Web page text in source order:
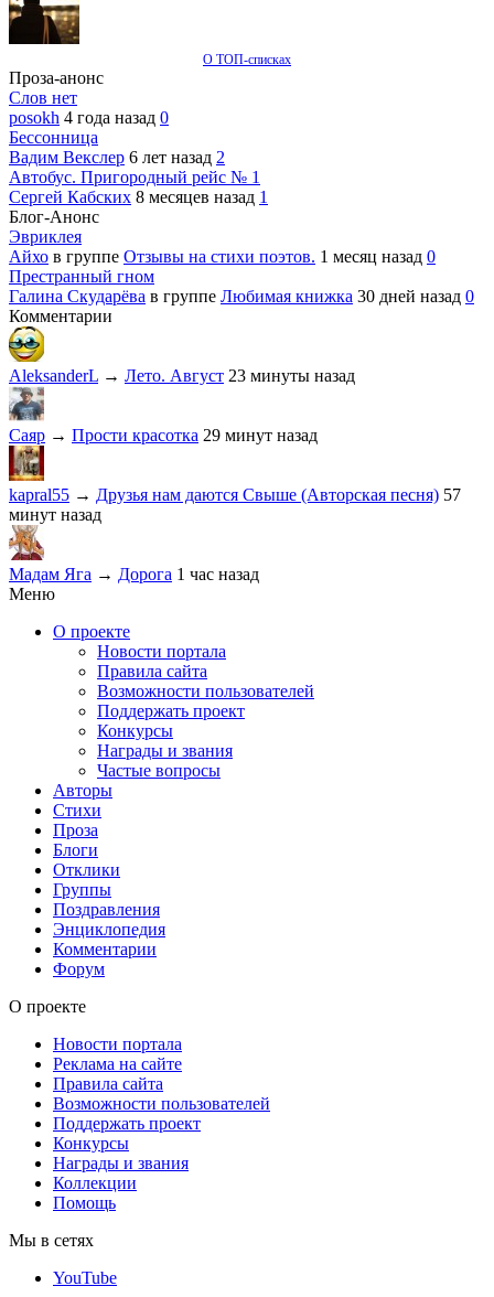
О ТОП-списках
Проза-анонс
Слов нет
posokh 4 года назад 0
Бессонница
Вадим Векслер 6 лет назад 2
Автобус. Пригородный рейс № 1
Сергей Кабских 8 месяцев назад 1
Блог-Анонс
Эвриклея
Айхо в группе Отзывы на стихи поэтов. 1 месяц назад 0
Престранный гном
Галина Скударёва в группе Любимая книжка 30 дней назад 0
Комментарии
AleksanderL → Лето. Август 23 минуты назад
Саяр → Прости красотка 29 минут назад
kapral55 → Друзья нам даются Свыше (Авторская песня) 57
минут назад
Мадам Яга → Дорога 1 час назад
Меню
О проекте
Новости портала
Правила сайта
Возможности пользователей
Поддержать проект
Конкурсы
Награды и звания
Частые вопросы
Авторы
Стихи
Проза
Блоги
Отклики
Группы
Поздравления
Энциклопедия
Комментарии
Форум
О проекте
Новости портала
Реклама на сайте
Правила сайта
Возможности пользователей
Поддержать проект
Конкурсы
Награды и звания
Коллекции
Помощь
Мы в сетях
YouTube